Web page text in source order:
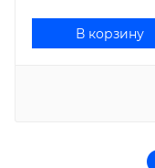
В корзину